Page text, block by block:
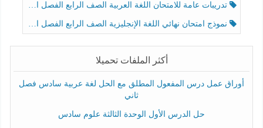
تدريبات عامة للامتحان اللغة العربية الصف الرابع الفصل الثالث
نموذج امتحان نهائي اللغة الإنجليزية الصف الرابع الفصل الثالث
أكثر الملفات تحميلا
أوراق عمل درس المفعول المطلق مع الحل لغة عربية سادس فصل
ثاني
حل الدرس الأول الوحدة الثالثة علوم سادس